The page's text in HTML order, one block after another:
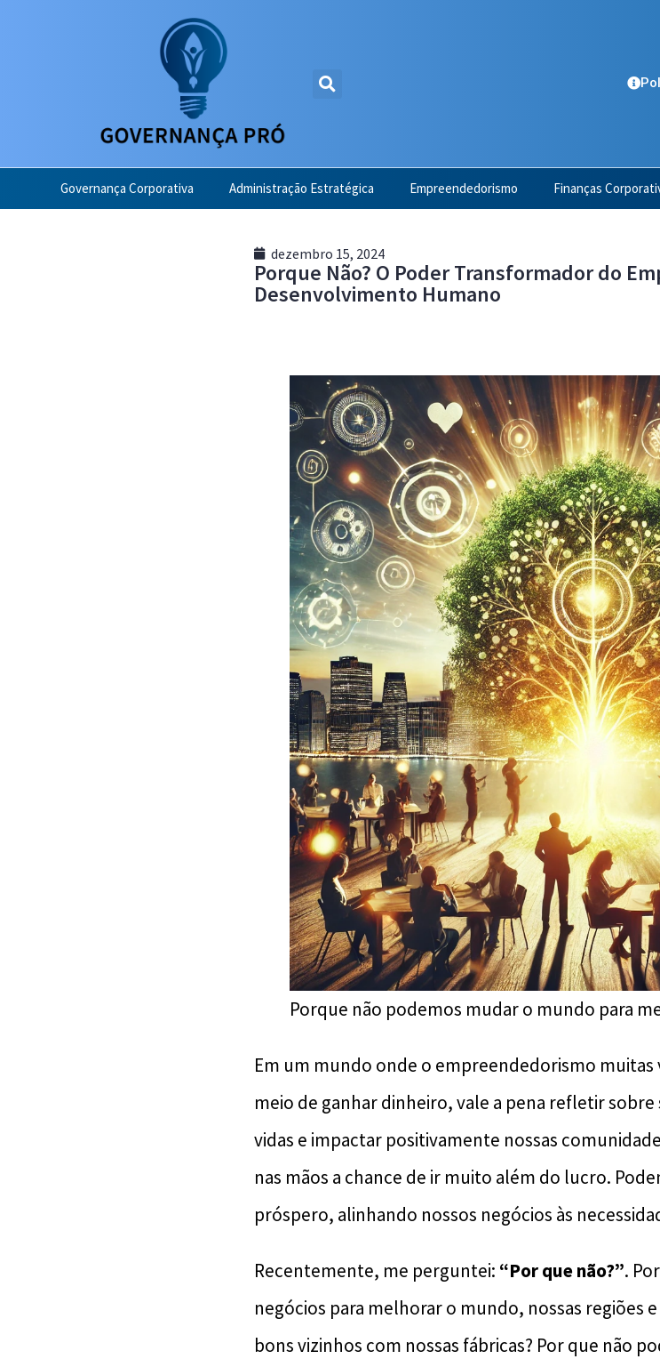
Governança Corporativa Administração Estratégica Empreendedorismo Finanças
dezembro 15, 2024
Porque Não? O Poder Transformador do
Desenvolvimento Humano
Porque não podemos mudar o mundo para
Em um mundo onde o empreendedorismo muitas
meio de ganhar dinheiro, vale a pena refletir
vidas e impactar positivamente nossas
nas mãos a chance de ir muito além do lucro.
próspero, alinhando nossos negócios às
Recentemente, me perguntei: “Por que não?”.
negócios para melhorar o mundo, nossas regiões
bons vizinhos com nossas fábricas? Por que não